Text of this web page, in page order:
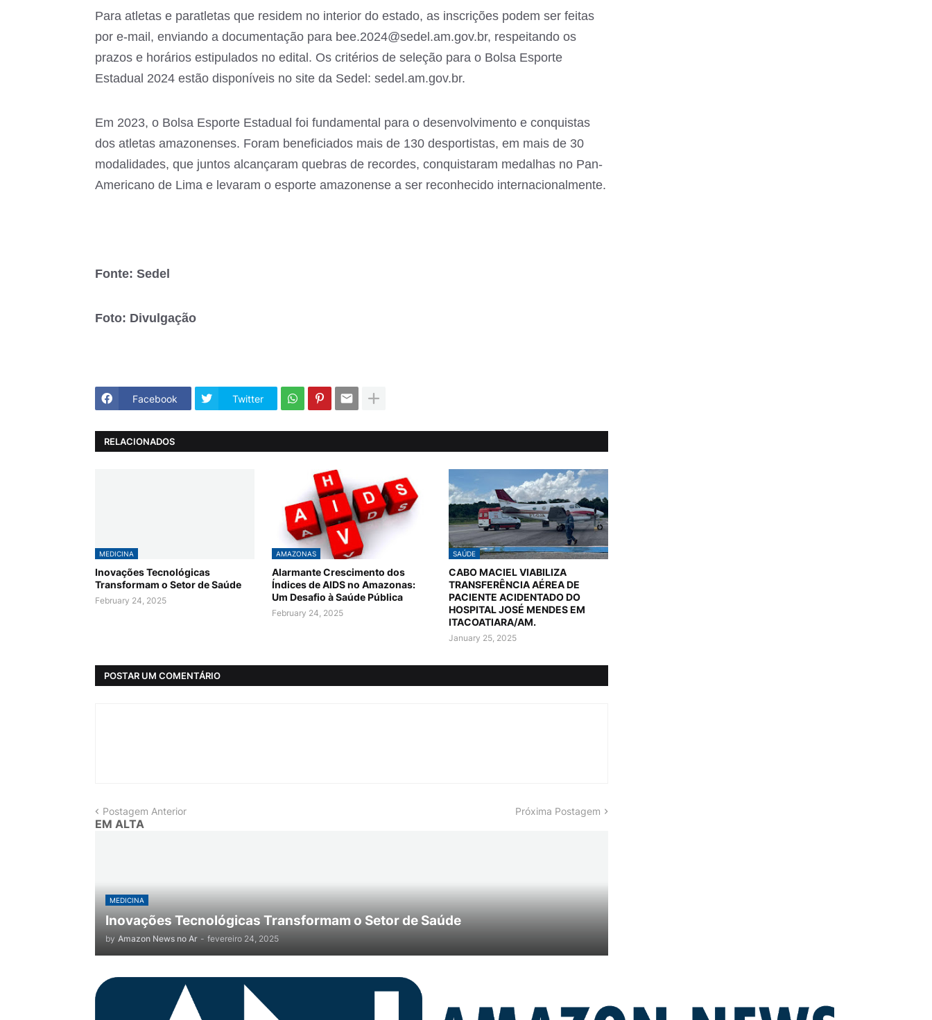
Para atletas e paratletas que residem no interior do estado, as inscrições podem ser feitas
por e-mail, enviando a documentação para bee.2024@sedel.am.gov.br, respeitando os
prazos e horários estipulados no edital. Os critérios de seleção para o Bolsa Esporte
Estadual 2024 estão disponíveis no site da Sedel: sedel.am.gov.br.
Em 2023, o Bolsa Esporte Estadual foi fundamental para o desenvolvimento e conquistas
dos atletas amazonenses. Foram beneficiados mais de 130 desportistas, em mais de 30
modalidades, que juntos alcançaram quebras de recordes, conquistaram medalhas no Pan-
Americano de Lima e levaram o esporte amazonense a ser reconhecido internacionalmente.
Fonte: Sedel
Foto: Divulgação
Facebook Twitter
RELACIONADOS
MEDICINA
Inovações Tecnológicas
Transformam o Setor de Saúde
February 24, 2025
AMAZONAS
Alarmante Crescimento dos
Índices de AIDS no Amazonas:
Um Desafio à Saúde Pública
February 24, 2025
SAÚDE
CABO MACIEL VIABILIZA
TRANSFERÊNCIA AÉREA DE
PACIENTE ACIDENTADO DO
HOSPITAL JOSÉ MENDES EM
ITACOATIARA/AM.
January 25, 2025
POSTAR UM COMENTÁRIO
Postagem Anterior Próxima Postagem
EM ALTA
MEDICINA
Inovações Tecnológicas Transformam o Setor de Saúde
by Amazon News no Ar - fevereiro 24, 2025